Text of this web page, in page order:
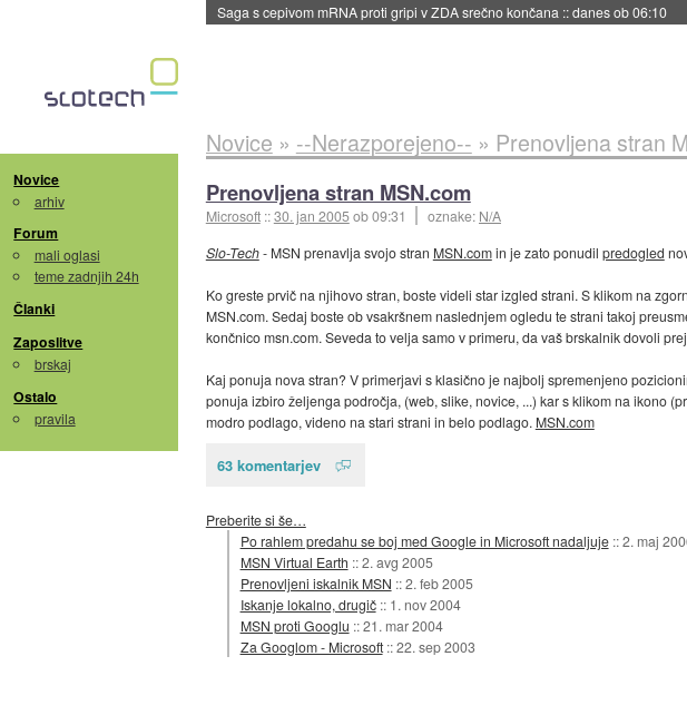
Saga s cepivom mRNA proti gripi v ZDA srečno končana ::danes ob 06:10
Novice
arhiv
Forum
mali oglasi
teme zadnjih 24h
Članki
Zaposlitve
brskaj
Ostalo
pravila
Novice » --Nerazporejeno-- » Prenovljena stran
Prenovljena stran MSN.com
Microsoft ::30. jan 2005ob 09:31 oznake: N/A
Slo-Tech- MSN prenavlja svojo stran MSN.comin je zato ponudil predogled
Ko greste prvič na njihovo stran, boste videli star izgled strani. S klikom na
MSN.com. Sedaj boste ob vsakršnem naslednjem ogledu te strani takoj
končnico msn.com. Seveda to velja samo v primeru, da vaš brskalnik dovoli
Kaj ponuja nova stran? V primerjavi s klasično je najbolj spremenjeno
ponuja izbiro željenga področja, (web, slike, novice, ...) kar s klikom na ikono
modro podlago, videno na stari strani in belo podlago. MSN.com
63 komentarjev
Preberite si še…
Po rahlem predahu se boj med Google in Microsoft nadaljuje ::2. maj
MSN Virtual Earth ::2. avg 2005
Prenovljeni iskalnik MSN ::2. feb 2005
Iskanje lokalno, drugič :: 1. nov 2004
MSN proti Googlu ::21. mar 2004
Za Googlom - Microsoft ::22. sep 2003